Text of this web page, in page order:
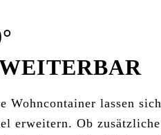
Wohncontainer lassen sich
erweitern. Ob zusätzliche